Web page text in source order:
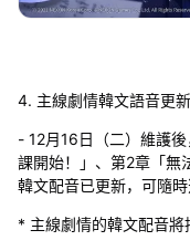
4. 主線劇情韓文語音更新
- 12月16日（二）維護
課開始！」、第2章「無
韓文配音已更新，可隨時
* 主線劇情的韓文配音將